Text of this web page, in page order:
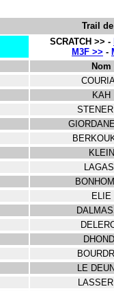
Trail
SCRATCH >> -
M3F >> -
Nom
KAH
KLEIN
ELIE
LE